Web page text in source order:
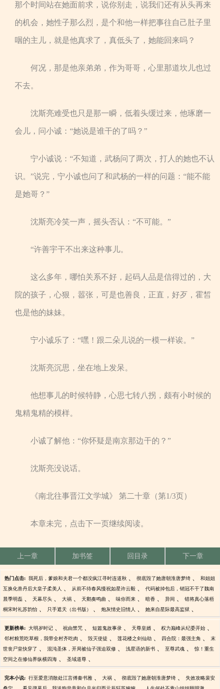
那个时间站在她面前求，说你别走，说我们还有从头再来
的机会，她性子那么烈，是个和他一样把事往自己肚子里
咽的主儿，就是他真求了，真低头了，她能回来吗？
何况，那是他亲弟弟，作为哥哥，心里那道坎儿也过
不去。
沈斯亮难受也只是那一瞬，低着头缓过来，他琢磨一
会儿，问小诚：“她说是谁干的了吗？”
宁小诚说：“不知道，武杨问了两次，打人的她也不认
识。”说完，宁小诚也问了和武杨的一样的问题：“能不能
是她哥？”
沈斯亮冷笑一声，摇头否认：“不可能。”
“许善宇干不出来这种事儿。
这么多年，哪怕关系不好，起码人品是信得过的，大
院的孩子，心狠，嚣张，可是也善良，正直，好歹，霍皙
也是他的妹妹。
宁小诚乐了：“嘿！跟二朵儿说的一模一样诶。”
沈斯亮沉思，坐在地上发呆。
他想事儿的时候特静，心思七转八拐，颇有小时候的
鬼精鬼精的模样。
小诚了解他：“你怀疑是南京那边干的？”
沈斯亮没说话。
《南北往事晋江文学城》 第二十章（第1/3页）
本章未完，点击下一页继续阅读。
上一章 加书签 回目录 下一章
热门点击: 我死后，爹娘和夫君一个都没疯江寻时连道秋 、 彻底毁了她唐朝淮唐梦绮 、 和姐姐
互换化兽丹后大皇子柔美人 、 从前不待春风慢祝如星许云毅 、 代码被掉包后，销冠不干了魏南
晨季明磊 、 天幕尽头 、 大祸 、 天鹅奏鸣曲 、 味你而来 、 暗香 、 异间 、 错将真心落梧
桐宋时礼苏韵怡 、 只手遮天（出书版） 、 炮灰情史旧情人 、 她来自星际最高监狱 、
更新榜单: 大明岁时记 、 祝由禁咒 、 短篇鬼故事录 、 天尊皇婿 、 权力巅峰从纪委开始 、
邻村粮荒吃草根，我带全村齐吃肉 、 毁灭使徒 、 莲花楼之剑仙劫 、 四合院：最强主角 、 末
世丧尸皇快穿了 、 混沌圣体，开局被仙子强迫双修 、 浅星语的新书 、 至尊武魂 、 惊！重生
空间之在修仙界纵横四海 、 圣域道尊 、
完本小说: 行至爱意消散处江言傅秦书雅 、 大祸 、 彻底毁了她唐朝淮唐梦绮 、 失效攻略裴安